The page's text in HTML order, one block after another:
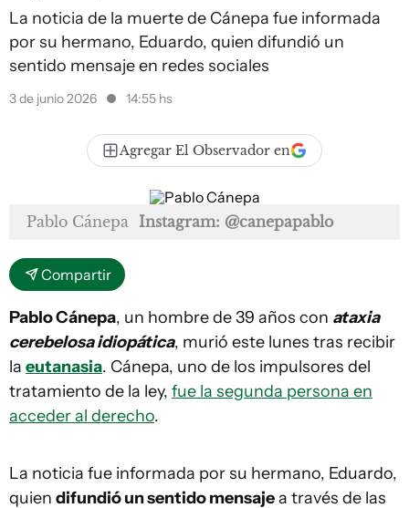
La noticia de la muerte de Cánepa fue informada
por su hermano, Eduardo, quien difundió un
sentido mensaje en redes sociales
3 de junio 2026 14:55 hs
Agregar El Observador en
Pablo Cánepa Instagram: @canepapablo
Compartir
Pablo Cánepa, un hombre de 39 años con ataxia
cerebelosa idiopática, murió este lunes tras recibir
la eutanasia. Cánepa, uno de los impulsores del
tratamiento de la ley, fue la segunda persona en
acceder al derecho.
La noticia fue informada por su hermano, Eduardo,
quien difundió un sentido mensajea través de las